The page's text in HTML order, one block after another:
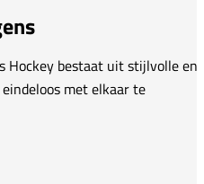
Hockey bestaat uit stijlvolle en
met elkaar te